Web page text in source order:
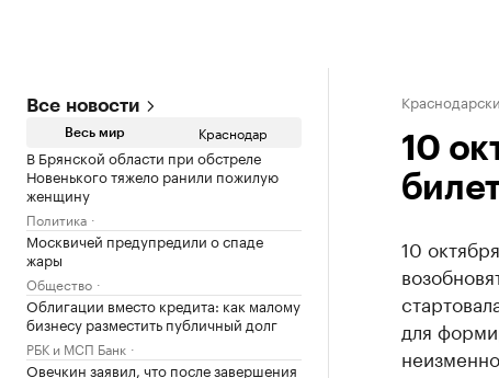
Все новости
Весь мир Краснодар
В Брянской области при обстреле
Новенького тяжело ранили пожилую
женщину
Политика
Москвичей предупредили о спаде
жары
Общество
Облигации вместо кредита: как малому
бизнесу разместить публичный долг
РБК и МСП Банк
Овечкин заявил, что после завершения
10
10
для